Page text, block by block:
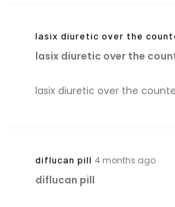
lasix diuretic over the
lasix diuretic over the
lasix diuretic over the
diflucan pill 4 months ago
diflucan pill